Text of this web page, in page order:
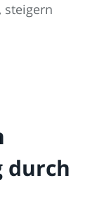
steigern
durch